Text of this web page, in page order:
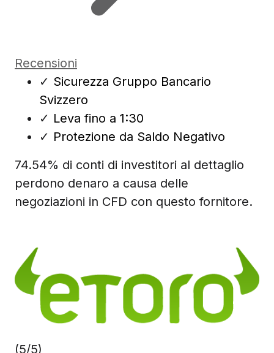
Recensioni
✓ Sicurezza Gruppo Bancario
Svizzero
✓ Leva fino a 1:30
✓ Protezione da Saldo Negativo
74.54% di conti di investitori al dettaglio
perdono denaro a causa delle
negoziazioni in CFD con questo fornitore.
(5/5)